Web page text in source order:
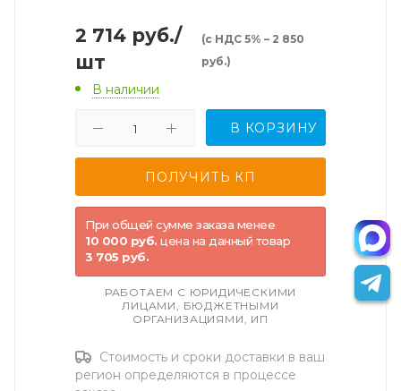
2 714 руб./
шт
(с НДС 5% – 2 850
руб.)
В наличии
В КОРЗИНУ
При общей сумме заказа менее
10 000 руб. цена на данный товар
3 705 руб.
РАБОТАЕМ С ЮРИДИЧЕСКИМИ
ЛИЦАМИ, БЮДЖЕТНЫМИ
ОРГАНИЗАЦИЯМИ, ИП
Стоимость и сроки доставки в ваш
регион определяются в процессе